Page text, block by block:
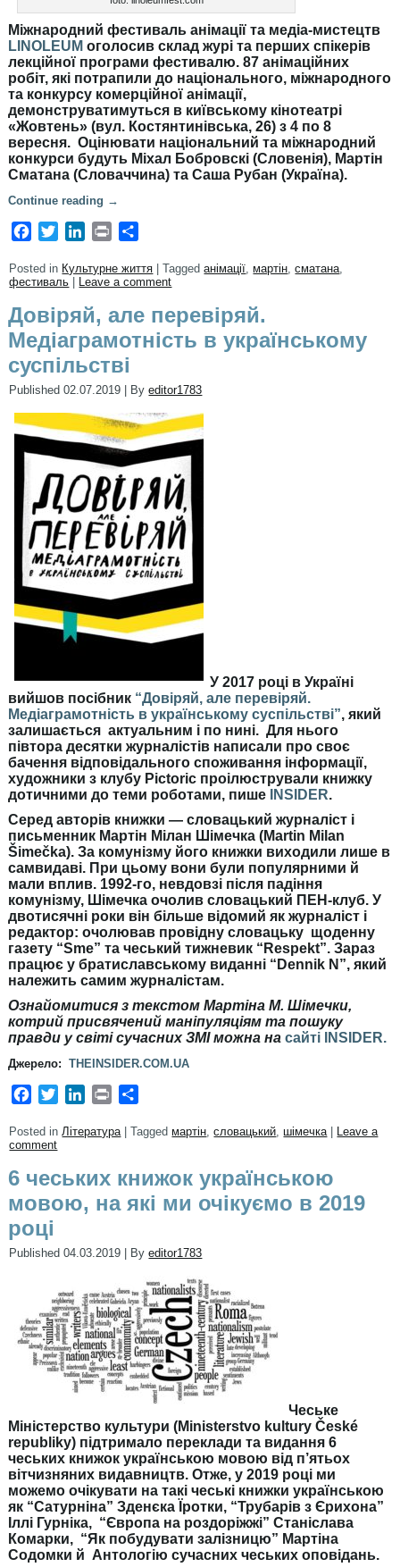
Міжнародний фестиваль анімації та медіа-мистецтв
LINOLEUM оголосив склад журі та перших спікерів
лекційної програми фестивалю. 87 анімаційних
робіт, які потрапили до національного, міжнародного
та конкурсу комерційної анімації,
демонструватимуться в київському кінотеатрі
«Жовтень» (вул. Костянтинівська, 26) з 4 по 8
вересня. Оцінювати національний та міжнародний
конкурси будуть Міхал Бобровскі (Словенія), Мартін
Сматана (Словаччина) та Саша Рубан (Україна).
Continue reading →
Facebook
TwitterLinkedIn
Print
Posted in Культурне життя |Tagged анімації, мартін,сматана,
фестиваль
Leave a comment
Довіряй, але перевіряй.
Медіаграмотність в українському
суспільстві
Published 02.07.2019 By editor1783
У 2017 році в Україні
вийшов посібник “Довіряй, але перевіряй.
Медіаграмотність в українському суспільстві”, який
залишається актуальним і по нині. Для нього
півтора десятки журналістів написали про своє
бачення відповідального споживання інформації,
художники з клубу Pictoric проілюстрували книжку
дотичними до теми роботами, пише
INSIDER.
Серед авторів книжки — словацький журналіст і
письменник Мартін Мілан Шімечка (Martin Milan
Šimečka). За комунізму його книжки виходили лише в
самвидаві. При цьому вони були популярними й
мали вплив. 1992-го, невдовзі після падіння
комунізму, Шімечка очолив словацький ПЕН-клуб. У
двотисячні роки він більше відомий як журналіст і
редактор: очолював провідну словацьку щоденну
газету “Sme” та чеський тижневик “Respekt”. Зараз
працює у братиславському виданні “Dennik N”, який
належить самим журналістам.
Ознайомитися з текстом Мартіна М. Шімечки,
котрий присвячений маніпуляціям та пошуку
правди у світі сучасних ЗМІ можна насайті INSIDER.
Джерело:THEINSIDER.COM.UA
Facebook
TwitterLinkedIn
Print
Posted in Література|Tagged мартін,словацький, шімечка|
Leave a
comment
6 чеських книжок українською
мовою, на які ми очікуємо в 2019
році
Published 04.03.2019 By editor1783
Чеське
Міністерство культури (Ministerstvo kultury České
republiky) підтримало переклади та видання 6
чеських книжок українською мовою від п’ятьох
вітчизняних видавництв. Отже, у 2019 році ми
можемо очікувати на такі чеські книжки українською
як “Сатурніна” Зденєка Їротки, “Трубарів з Єрихона”
Іллі Гурніка, “Європа на роздоріжжі” Станіслава
Комарки, “Як побудувати залізницю” Мартіна
Содомки й Антологію сучасних чеських оповідань.